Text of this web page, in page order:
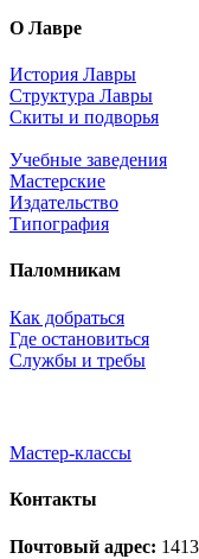
О Лавре
История Лавры
Структура Лавры
Скиты и подворья
Учебные заведения
Мастерские
Издательство
Типография
Паломникам
Как добраться
Где остановиться
Службы и требы
Мастер-классы
Контакты
Почтовый адрес: